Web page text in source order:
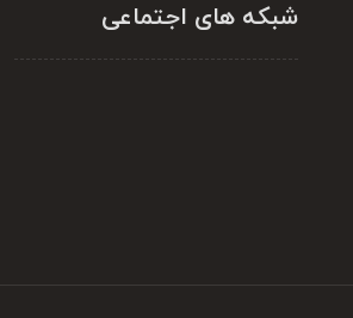
شبکه های اجتماعی